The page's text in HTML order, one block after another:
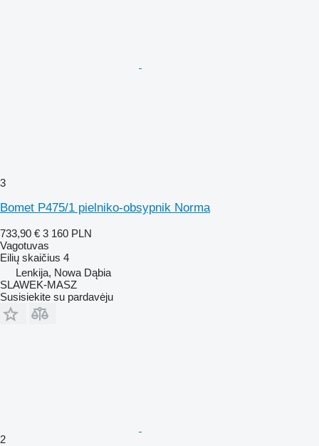
3
Bomet P475/1 pielniko-obsypnik Norma
733,90 € 3 160 PLN
Vagotuvas
Eilių skaičius 4
Lenkija, Nowa Dąbia
SLAWEK-MASZ
Susisiekite su pardavėju
2